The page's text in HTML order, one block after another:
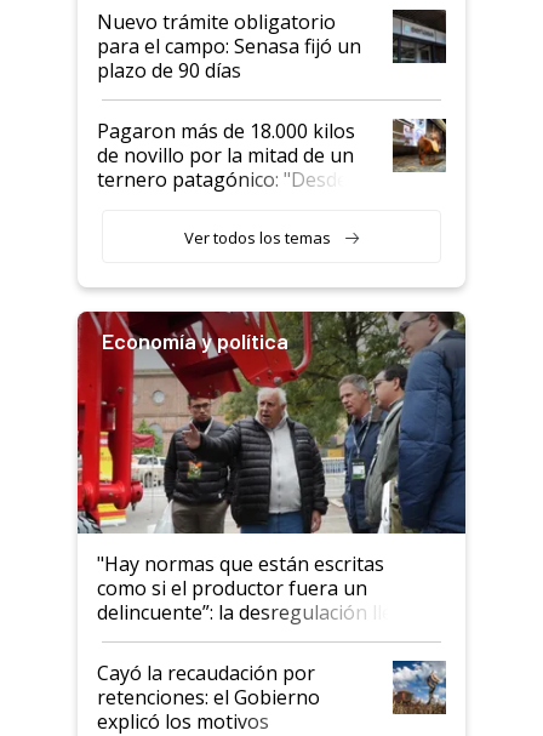
Nuevo trámite obligatorio
para el campo: Senasa fijó un
plazo de 90 días
Pagaron más de 18.000 kilos
de novillo por la mitad de un
ternero patagónico: "Desde
llamar la atención"
Ver todos los temas
Economía y política
"Hay normas que están escritas
como si el productor fuera un
delincuente”: la desregulación llegó
al Congreso Aapresid y hasta se
habló del financiamiento al IPCVA
Cayó la recaudación por
retenciones: el Gobierno
explicó los motivos